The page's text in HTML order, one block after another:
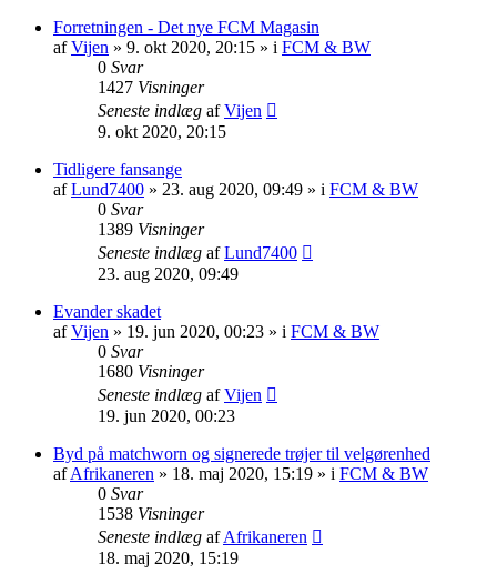
Forretningen - Det nye FCM Magasin
afVijen » 9. okt 2020, 20:15 » i FCM & BW
0 Svar
1427 Visninger
Seneste indlæg afVijen
9. okt 2020, 20:15
Tidligere fansange
afLund7400 » 23. aug 2020, 09:49 » i FCM & BW
0 Svar
1389 Visninger
Seneste indlæg afLund7400
23. aug 2020, 09:49
Evander skadet
afVijen » 19. jun 2020, 00:23 » i FCM & BW
0 Svar
1680 Visninger
Seneste indlæg afVijen
19. jun 2020, 00:23
Byd på matchworn og signerede trøjer til velgørenhed
afAfrikaneren » 18. maj 2020, 15:19 » i FCM & BW
0 Svar
1538 Visninger
Seneste indlæg afAfrikaneren
18. maj 2020, 15:19